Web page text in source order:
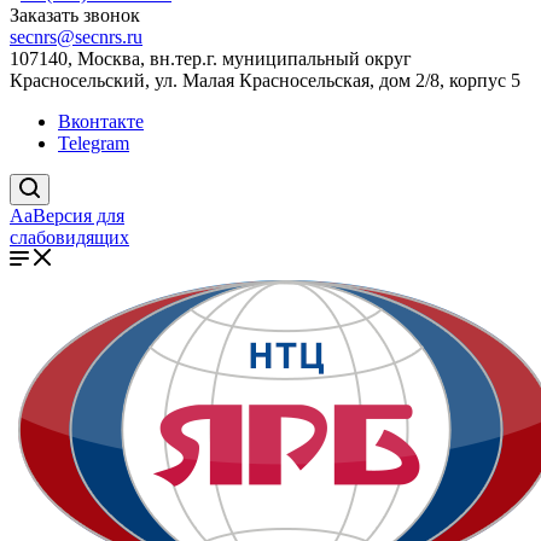
Заказать звонок
secnrs@secnrs.ru
107140, Москва, вн.тер.г. муниципальный округ
Красносельский, ул. Малая Красносельская, дом 2/8, корпус 5
Вконтакте
Telegram
AaВерсия для
слабовидящих